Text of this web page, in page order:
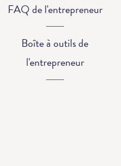
FAQ de l'entrepreneur
Boîte à outils de
l'entrepreneur